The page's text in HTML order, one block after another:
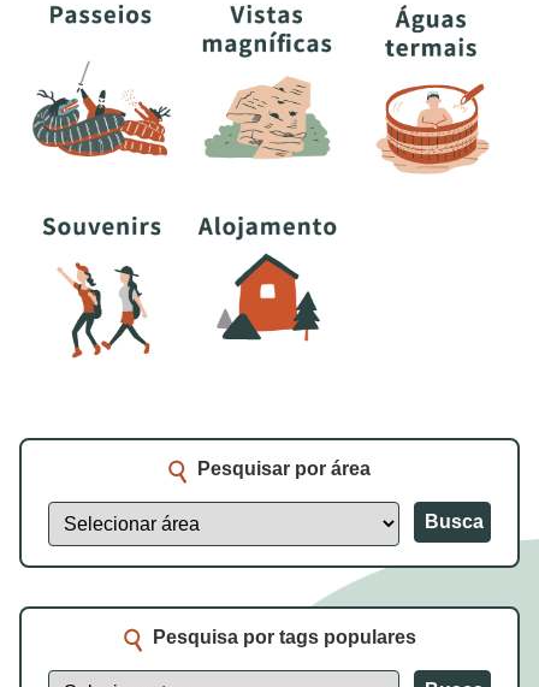
Pesquisar por área
Busca
Pesquisa por tags populares